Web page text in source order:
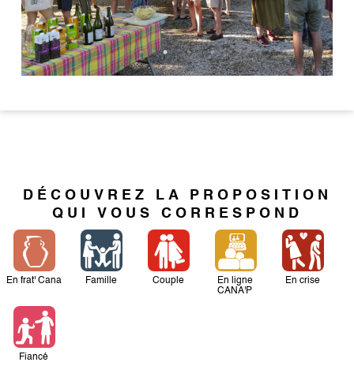
DÉCOUVREZ LA PROPOSITION
QUI VOUS CORRESPOND
En frat' Cana Famille Couple
En ligne
CANA'P
En crise
Fiancé